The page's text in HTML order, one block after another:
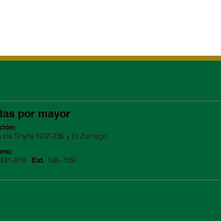
por mayor
los Shyris N37-236 y El Zurriago
818 . Ext. 108 -109